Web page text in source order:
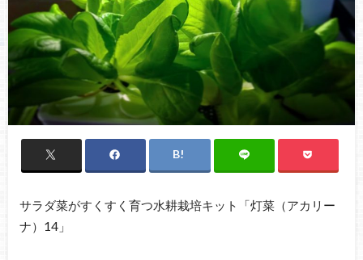
サラダ菜がすくすく育つ水耕栽培キット「灯菜（アカリー
ナ）14」